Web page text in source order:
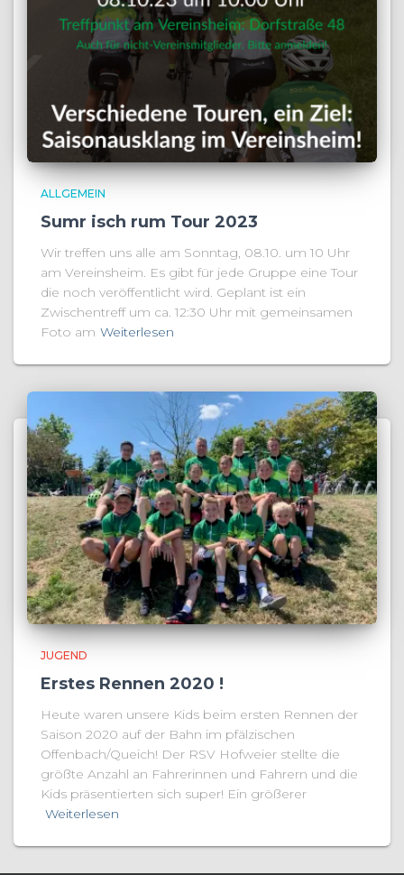
ALLGEMEIN
Sumr isch rum Tour 2023
Wir treffen uns alle am Sonntag, 08.10. um 10 Uhr
am Vereinsheim. Es gibt für jede Gruppe eine Tour
die noch veröffentlicht wird. Geplant ist ein
Zwischentreff um ca. 12:30 Uhr mit gemeinsamen
Foto am Weiterlesen
JUGEND
Erstes Rennen 2020 !
Heute waren unsere Kids beim ersten Rennen der
Saison 2020 auf der Bahn im pfälzischen
Offenbach/Queich! Der RSV Hofweier stellte die
größte Anzahl an Fahrerinnen und Fahrern und die
Kids präsentierten sich super! Ein größerer
Weiterlesen